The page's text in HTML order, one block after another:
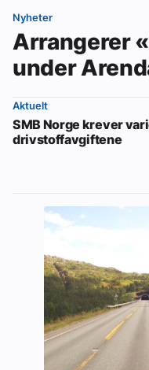
Nyheter
Arrangerer
under
Aktuelt
SMB Norge krever
drivstoffavgiftene